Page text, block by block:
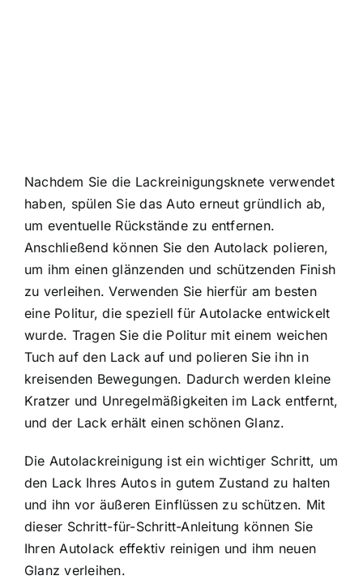
Nachdem Sie die Lackreinigungsknete verwendet
haben, spülen Sie das Auto erneut gründlich ab,
um eventuelle Rückstände zu entfernen.
Anschließend können Sie den Autolack polieren,
um ihm einen glänzenden und schützenden Finish
zu verleihen. Verwenden Sie hierfür am besten
eine Politur, die speziell für Autolacke entwickelt
wurde. Tragen Sie die Politur mit einem weichen
Tuch auf den Lack auf und polieren Sie ihn in
kreisenden Bewegungen. Dadurch werden kleine
Kratzer und Unregelmäßigkeiten im Lack entfernt,
und der Lack erhält einen schönen Glanz.
Die Autolackreinigung ist ein wichtiger Schritt, um
den Lack Ihres Autos in gutem Zustand zu halten
und ihn vor äußeren Einflüssen zu schützen. Mit
dieser Schritt-für-Schritt-Anleitung können Sie
Ihren Autolack effektiv reinigen und ihm neuen
Glanz verleihen.